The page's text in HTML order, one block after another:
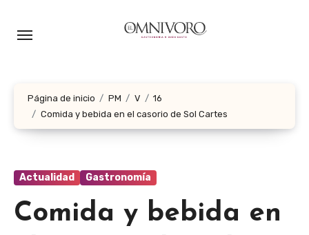
Página de inicio PM V
16
Comida y bebida en el casorio de Sol Cartes
Actualidad Gastronomía
Comida y bebida en